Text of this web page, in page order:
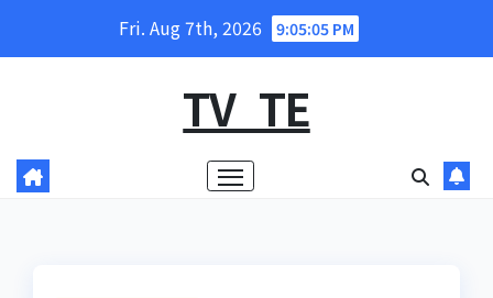
Fri. Aug 7th, 2026 9:05:06 PM
TV_TE